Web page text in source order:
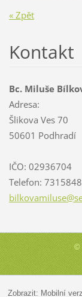
« Zpět
Kontakt
Bc. Miluše
Adresa:
Šlikova Ves 70
50601 Podhradí
IČO: 02936704
Telefon:
bilkovam
©
Zobrazit: Mobilní